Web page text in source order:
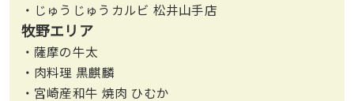
・じゅうじゅうカルビ 松井山手店
牧野エリア
・薩摩の牛太
・肉料理 黒麒麟
・宮崎産和牛 焼肉 ひむか